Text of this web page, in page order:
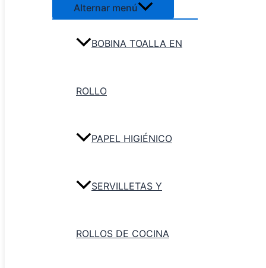
Alternar menú
BOBINA TOALLA EN
ROLLO
PAPEL HIGIÉNICO
SERVILLETAS Y
ROLLOS DE COCINA